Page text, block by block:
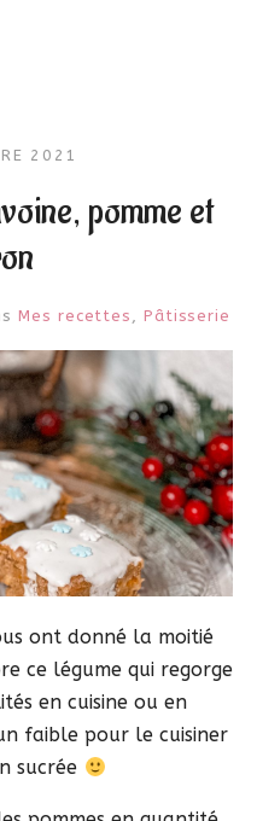
2021
pomme et
Mes recettes , Pâtisserie
ont donné la moitié
ce légume qui regorge
en cuisine ou en
faible pour le cuisiner
sucrée